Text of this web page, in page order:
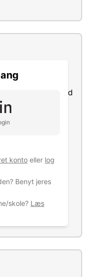
konto eller log
Benyt jeres
skole? Læs
virksomhed